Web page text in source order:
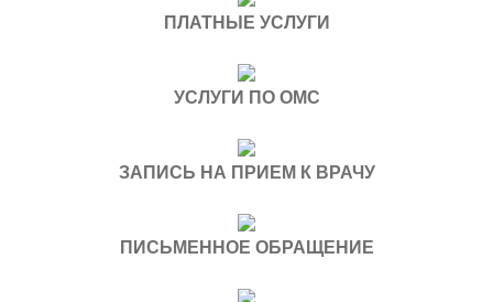
ПЛАТНЫЕ УСЛУГИ
УСЛУГИ ПО ОМС
ЗАПИСЬ НА ПРИЕМ К ВРАЧУ
ПИСЬМЕННОЕ ОБРАЩЕНИЕ